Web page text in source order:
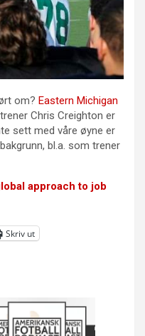
om? Eastern Michigan
Chris Creighton er
sett med våre øyne er
bl.a. som trener
approach to job
Skriv ut